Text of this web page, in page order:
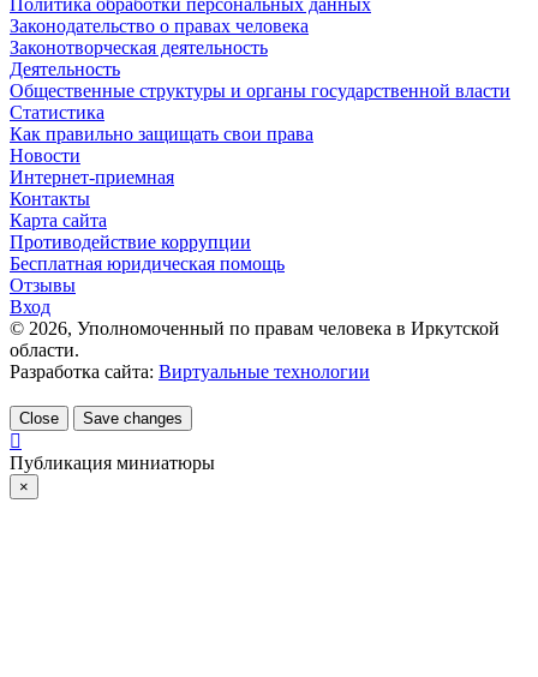
Законодательство о правах человека
Законотворческая деятельность
Деятельность
Общественные структуры и органы государственной власти
Статистика
Как правильно защищать свои права
Новости
Интернет-приемная
Контакты
Карта сайта
Противодействие коррупции
Бесплатная юридическая помощь
Отзывы
Вход
© 2026, Уполномоченный по правам человека в Иркутской
области.
Разработка сайта: Виртуальные технологии
Close Save changes
Публикация миниатюры
×